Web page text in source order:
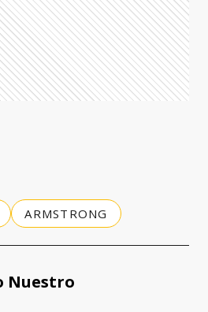
ARMSTRONG
Nuestro